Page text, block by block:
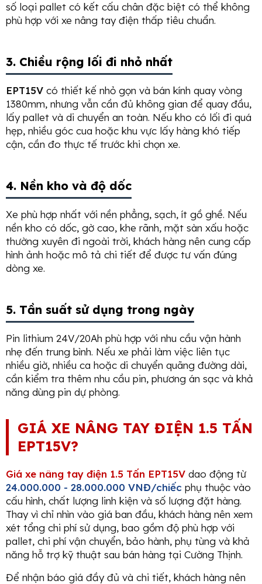
số loại pallet có kết cấu chân đặc biệt có thể không
phù hợp với xe nâng tay điện thấp tiêu chuẩn.
3. Chiều rộng lối đi nhỏ nhất
EPT15V có thiết kế nhỏ gọn và bán kính quay vòng
1380mm, nhưng vẫn cần đủ không gian để quay đầu,
lấy pallet và di chuyển an toàn. Nếu kho có lối đi quá
hẹp, nhiều góc cua hoặc khu vực lấy hàng khó tiếp
cận, cần đo thực tế trước khi chọn xe.
4. Nền kho và độ dốc
Xe phù hợp nhất với nền phẳng, sạch, ít gồ ghề. Nếu
nền kho có dốc, gờ cao, khe rãnh, mặt sàn xấu hoặc
thường xuyên đi ngoài trời, khách hàng nên cung cấp
hình ảnh hoặc mô tả chi tiết để được tư vấn đúng
dòng xe.
5. Tần suất sử dụng trong ngày
Pin lithium 24V/20Ah phù hợp với nhu cầu vận hành
nhẹ đến trung bình. Nếu xe phải làm việc liên tục
nhiều giờ, nhiều ca hoặc di chuyển quãng đường dài,
cần kiểm tra thêm nhu cầu pin, phương án sạc và khả
năng dùng pin dự phòng.
GIÁ XE NÂNG TAY ĐIỆN 1.5 TẤN
EPT15V?
Giá xe nâng tay điện 1.5 Tấn EPT15V dao động từ
24.000.000 - 28.000.000 VNĐ/chiếc phụ thuộc vào
cấu hình, chất lượng linh kiện và số lượng đặt hàng.
Thay vì chỉ nhìn vào giá ban đầu, khách hàng nên xem
xét tổng chi phí sử dụng, bao gồm độ phù hợp với
pallet, chi phí vận chuyển, bảo hành, phụ tùng và khả
năng hỗ trợ kỹ thuật sau bán hàng tại Cường Thịnh.
Để nhận báo giá đầy đủ và chi tiết, khách hàng nên